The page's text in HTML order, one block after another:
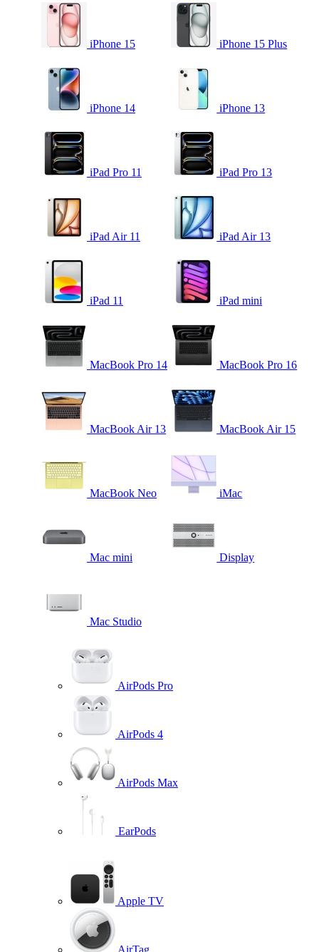
iPhone 15 iPhone 15 Plus
iPhone 14 iPhone 13
iPad Pro 11 iPad Pro 13
iPad Air 11 iPad Air 13
iPad 11 iPad mini
MacBook Pro 14 MacBook Pro 16
MacBook Air 13 MacBook Air 15
MacBook Neo iMac
Mac mini Display
Mac Studio
AirPods Pro
AirPods 4
AirPods Max
EarPods
Apple TV